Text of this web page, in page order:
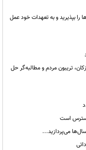
بپذیرید و به تعهدات خود عمل
تریبون مردم و مطالبه‌گر حل
دسترس است